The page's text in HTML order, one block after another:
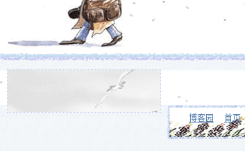
博客园 首页